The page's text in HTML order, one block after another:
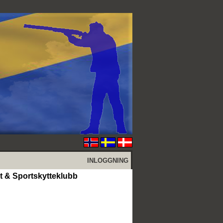
INLOGGNING
& Sportskytteklubb